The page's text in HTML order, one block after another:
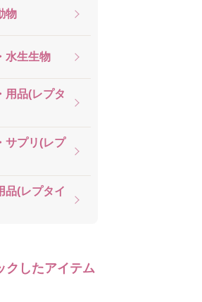
物
水生生物
用品(レプタ
サプリ(レプ
品(レプタイ
クしたアイテム